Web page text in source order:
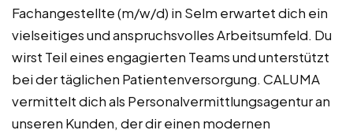
Fachangestellte (m/w/d) in Selm erwartet dich ein
vielseitiges und anspruchsvolles Arbeitsumfeld. Du
wirst Teil eines engagierten Teams und unterstützt
bei der täglichen Patientenversorgung. CALUMA
vermittelt dich als Personalvermittlungsagentur an
unseren Kunden, der dir einen modernen